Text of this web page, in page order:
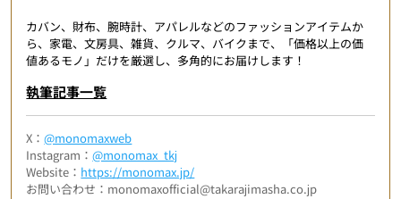
カバン、財布、腕時計、アパレルなどのファッションアイテムか
ら、家電、文房具、雑貨、クルマ、バイクまで、「価格以上の価
値あるモノ」だけを厳選し、多角的にお届けします！
執筆記事一覧
X：@monomaxweb
Instagram：@monomax_tkj
Website： https://monomax.jp/
お問い合わせ：monomaxofficial@takarajimasha.co.jp